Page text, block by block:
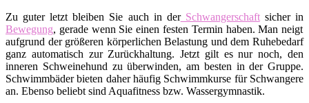
Zu guter letzt bleiben Sie auch in derSchwangerschaftsicher in
Bewegung, gerade wenn Sie einen festen Termin haben. Man neigt
aufgrund der größeren körperlichen Belastung und dem Ruhebedarf
ganz automatisch zur Zurückhaltung. Jetzt gilt es nur noch, den
inneren Schweinehund zu überwinden, am besten in der Gruppe.
Schwimmbäder bieten daher häufig Schwimmkurse für Schwangere
an. Ebenso beliebt sind Aquafitness bzw. Wassergymnastik.